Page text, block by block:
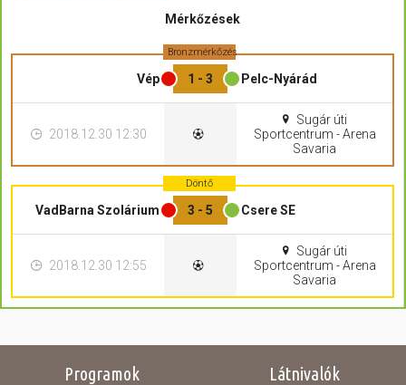
Mérkőzések
Vép
Bronzmérkőzés
1 - 3 Pelc-Nyárád
2018.12.30 12:30
Sugár úti
Sportcentrum - Arena
Savaria
VadBarna Szolárium
Döntő
3 - 5 Csere SE
2018.12.30 12:55
Sugár úti
Sportcentrum - Arena
Savaria
Programok Látnivalók